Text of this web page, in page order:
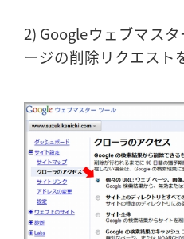
2) Googleウェブマス
ージの削除リクエスト